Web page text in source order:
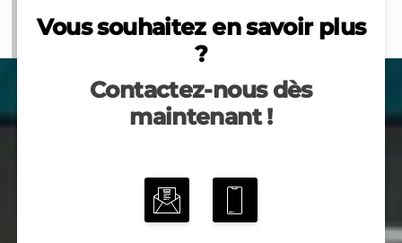
Vous souhaitez en savoir plus
?
Contactez-nous dès
maintenant !